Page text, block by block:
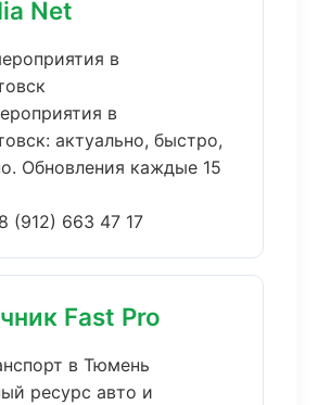
Net
в
в
актуально, быстро,
Обновления каждые 15
8 (912) 663 47 17
Fast Pro
в Тюмень
ресурс авто и